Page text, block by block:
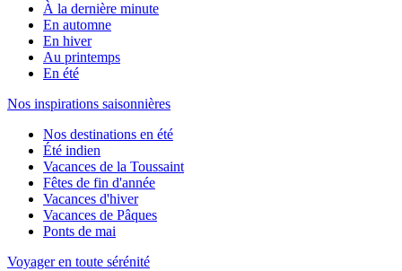
À la dernière minute
En automne
En hiver
Au printemps
En été
Nos inspirations saisonnières
Nos destinations en été
Été indien
Vacances de la Toussaint
Fêtes de fin d'année
Vacances d'hiver
Vacances de Pâques
Ponts de mai
Voyager en toute sérénité